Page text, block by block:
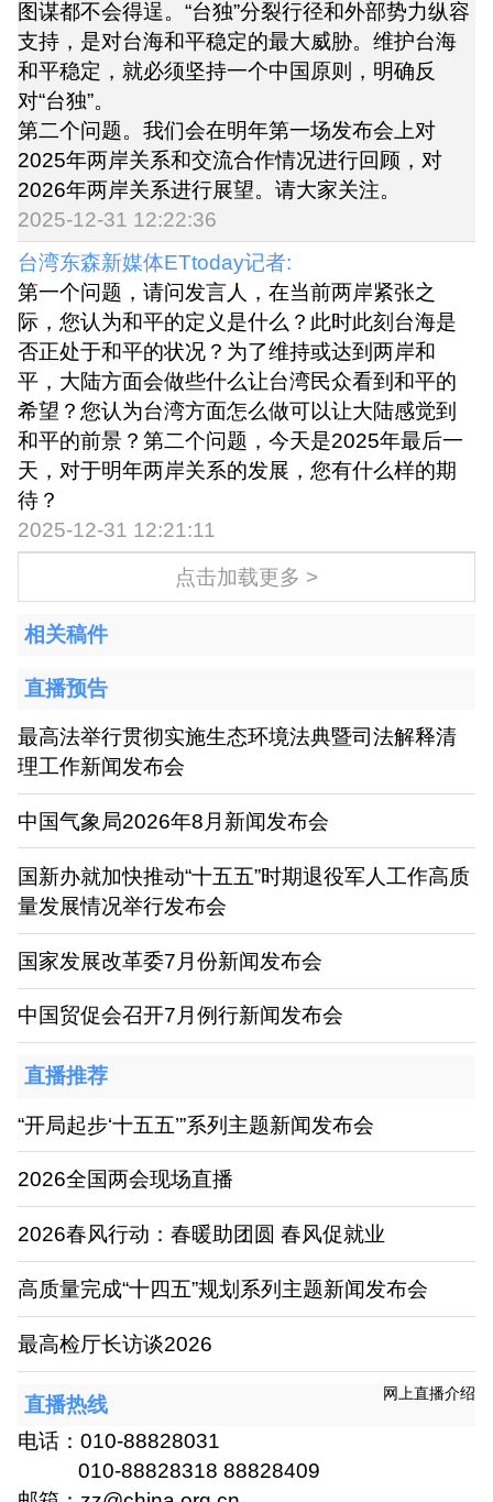
图谋都不会得逞。“台独”分裂行径和外部势力纵容
支持，是对台海和平稳定的最大威胁。维护台海
和平稳定，就必须坚持一个中国原则，明确反
对“台独”。
第二个问题。我们会在明年第一场发布会上对
2025年两岸关系和交流合作情况进行回顾，对
2026年两岸关系进行展望。请大家关注。
2025-12-31 12:22:36
台湾东森新媒体ETtoday记者:
第一个问题，请问发言人，在当前两岸紧张之
际，您认为和平的定义是什么？此时此刻台海是
否正处于和平的状况？为了维持或达到两岸和
平，大陆方面会做些什么让台湾民众看到和平的
希望？您认为台湾方面怎么做可以让大陆感觉到
和平的前景？第二个问题，今天是2025年最后一
天，对于明年两岸关系的发展，您有什么样的期
待？
2025-12-31 12:21:11
点击加载更多 >
相关稿件
直播预告
最高法举行贯彻实施生态环境法典暨司法解释清
理工作新闻发布会
中国气象局2026年8月新闻发布会
国新办就加快推动“十五五”时期退役军人工作高质
量发展情况举行发布会
国家发展改革委7月份新闻发布会
中国贸促会召开7月例行新闻发布会
直播推荐
“开局起步‘十五五’”系列主题新闻发布会
2026全国两会现场直播
2026春风行动：春暖助团圆 春风促就业
高质量完成“十四五”规划系列主题新闻发布会
最高检厅长访谈2026
网上直播介绍
直播热线
电话：010-88828031
010-88828318 88828409